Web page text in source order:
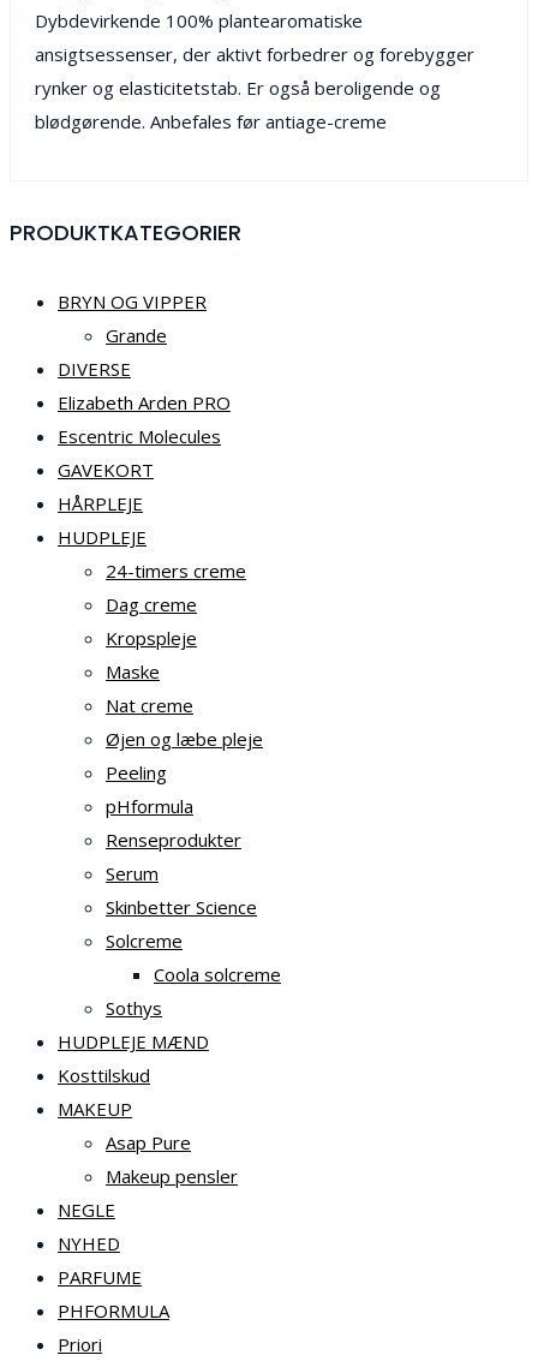
Dybdevirkende 100% plantearomatiske
ansigtsessenser, der aktivt forbedrer og forebygger
rynker og elasticitetstab. Er også beroligende og
blødgørende. Anbefales før antiage-creme
PRODUKTKATEGORIER
BRYN OG VIPPER
Grande
DIVERSE
Elizabeth Arden PRO
Escentric Molecules
GAVEKORT
HÅRPLEJE
HUDPLEJE
24-timers creme
Dag creme
Kropspleje
Maske
Nat creme
Øjen og læbe pleje
Peeling
pHformula
Renseprodukter
Serum
Skinbetter Science
Solcreme
Coola solcreme
Sothys
HUDPLEJE MÆND
Kosttilskud
MAKEUP
Asap Pure
Makeup pensler
NEGLE
NYHED
PARFUME
PHFORMULA
Priori